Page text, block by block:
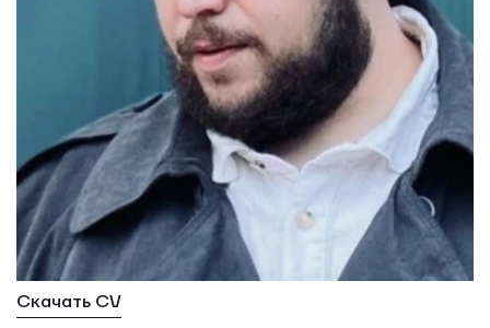
Скачать CV